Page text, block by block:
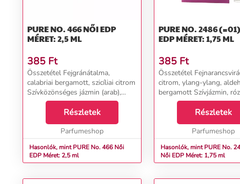
PURE NO. 466 NŐI EDP
MÉRET: 2,5 ML
385 Ft
Összetétel Fejgránátalma,
calabriai bergamott, szicíliai citrom
Szívközönséges jázmin (arab),
citromfa virág, bazsarózsa
Alapambroxán, fás tónusok,
pizsma, szantálfa...
Részletek
Parfumeshop
Hasonlók, mint PURE No. 466 Női
EDP Méret: 2,5 ml
PURE NO. 2486 (=01) NŐI
EDP MÉRET: 1,75 ML
385 Ft
Összetétel
citrom, ylang-ylang,
bergamott Szívjázmin,
gyöngyvirág Alapvetiver,
pacsuli, borostyán,
vanília, szantálfa...
Részletek
Parfumeshop
Hasonlók, mint PURE No.
Női EDP Méret: 1,75 ml